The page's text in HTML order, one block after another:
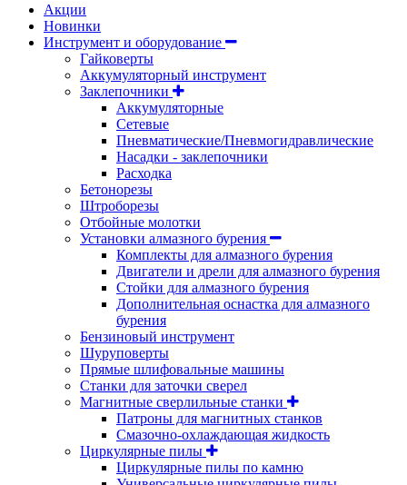
Акции
Новинки
Инструмент и оборудование
Гайковерты
Аккумуляторный инструмент
Заклепочники
Аккумуляторные
Сетевые
Пневматические/Пневмогидравлические
Насадки - заклепочники
Расходка
Бетонорезы
Штроборезы
Отбойные молотки
Установки алмазного бурения
Комплекты для алмазного бурения
Двигатели и дрели для алмазного бурения
Стойки для алмазного бурения
Дополнительная оснастка для алмазного
бурения
Бензиновый инструмент
Шуруповерты
Прямые шлифовальные машины
Станки для заточки сверел
Магнитные сверлильные станки
Патроны для магнитных станков
Смазочно-охлаждающая жидкость
Циркулярные пилы
Циркулярные пилы по камню